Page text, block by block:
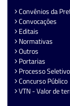
Convênios da
Convocações
Editais
Normativas
Outros
Portarias
Processo Seletivo
Concurso Público
VTN - Valor de